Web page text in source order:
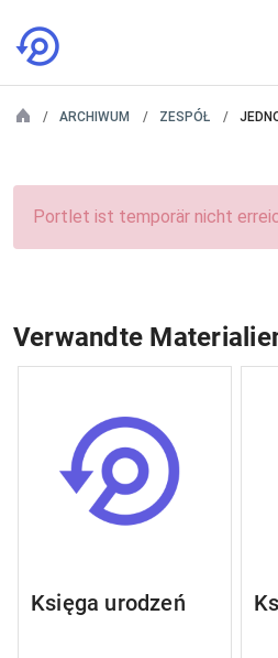
ARCHIWUM ZESPÓŁ
Portlet ist temporär nicht
Verwandte
Księga urodzeń